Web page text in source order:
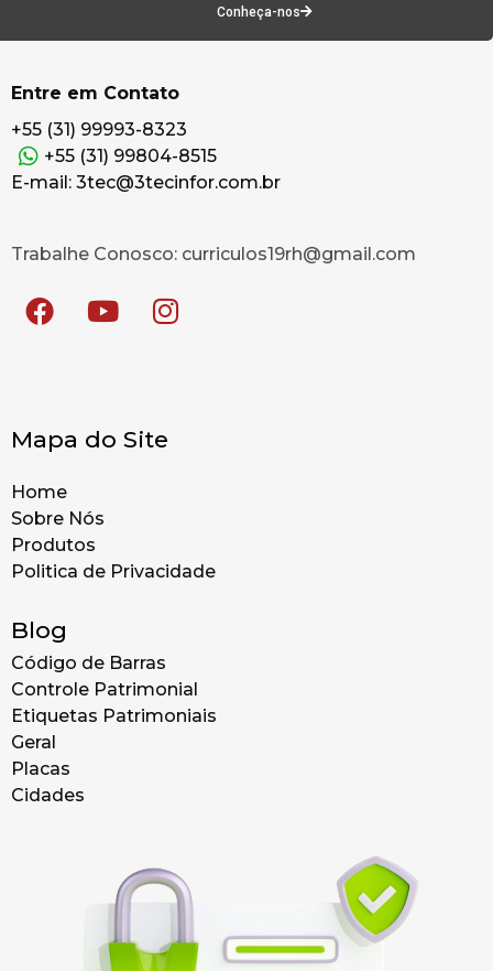
Conheça-nos
Entre em Contato
+55 (31) 99993-8323
+55 (31) 99804-8515
E-mail: 3tec@3tecinfor.com.br
Trabalhe Conosco: curriculos19rh@gmail.com
Mapa do Site
Home
Sobre Nós
Produtos
Politica de Privacidade
Blog
Código de Barras
Controle Patrimonial
Etiquetas Patrimoniais
Geral
Placas
Cidades